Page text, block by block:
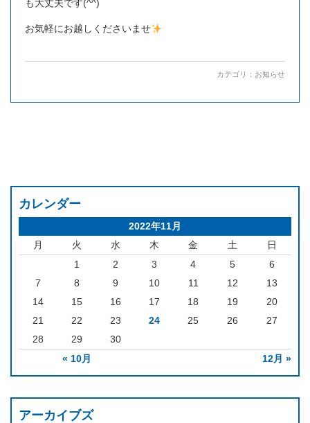
も大丈夫です(^^)
お気軽にお越しくださいませ
カテゴリ： お知らせ
カレンダー
2022年11月
月
火 水 木 金 土 日
« 10月 12月 »
1 2 3 4 5
6
7
8 9 10 11 12
13
14
15 16 17 18 19
20
21
22 23 24 25 26
27
28
29 30
アーカイブズ